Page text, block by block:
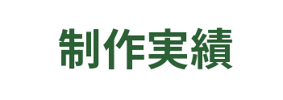
制作実績